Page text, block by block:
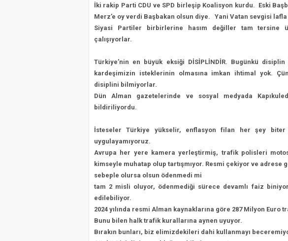
İki rakip Parti CDU ve SPD birleşip Koalisyon kurdu. Eski
Merz’e oy verdi Başbakan olsun diye. Yani Vatan sevgisi
Siyasi Partiler birbirlerine hasım değiller tam tersine
çalışıyorlar.
Türkiye’nin en büyük eksiği DİSİPLİNDİR. Bugünkü
kardeşimizin isteklerinin olmasına imkan ihtimal yok.
disiplini bilmiyorlar.
Dün Alman gazetelerinde ve sosyal medyada
bildiri liyordu.
İsteseler Türkiye yükselir, enflasyon filan her şey
uygulayamıyoruz.
Avrupa her yere kamera yerleştirmiş, trafik polisleri
kimseyle muhatap olup tartışmıyor. Resmi çekiyor ve
sebeple olursa olsun ödenmedi mi
tam 2 misli oluyor, ödenmediği sürece devamlı faiz
edilebiliyor.
2024 yılında resmi Alman kaynaklarına göre 287 Milyon Euro
Bunu bilen halk trafik kurallarına aynen uyuyor.
Bırakın bunları, biz elimizdekileri dahi kullanmayı